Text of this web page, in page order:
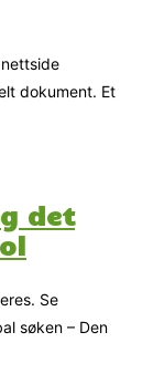
dokument. Et
det
Se
søken – Den